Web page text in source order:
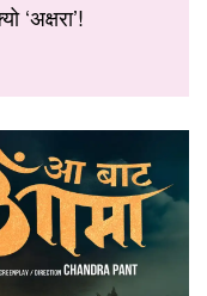
‘अक्षरा’!